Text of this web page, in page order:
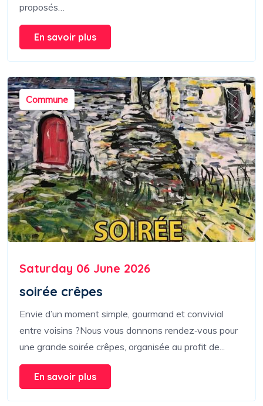
proposés…
En savoir plus
Commune
Saturday 06 June 2026
soirée crêpes
Envie d’un moment simple, gourmand et convivial
entre voisins ?Nous vous donnons rendez‑vous pour
une grande soirée crêpes, organisée au profit de...
En savoir plus